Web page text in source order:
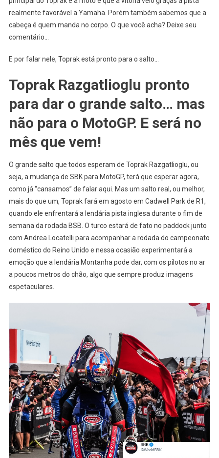
realmente favorável a Yamaha. Porém também sabemos que a
cabeça é quem manda no corpo. O que você acha? Deixe seu
comentário…
E por falar nele, Toprak está pronto para o salto…
Toprak Razgatlioglu pronto
para dar o grande salto… mas
não para o MotoGP. E será no
mês que vem!
O grande salto que todos esperam de Toprak Razgatlioglu, ou
seja, a mudança de SBK para MotoGP, terá que esperar agora,
como já “cansamos” de falar aqui. Mas um salto real, ou melhor,
mais do que um, Toprak fará em agosto em Cadwell Park de R1,
quando ele enfrentará a lendária pista inglesa durante o fim de
semana da rodada BSB. O turco estará de fato no paddock junto
com Andrea Locatelli para acompanhar a rodada do campeonato
doméstico do Reino Unido e nessa ocasião experimentará a
emoção que a lendária Montanha pode dar, com os pilotos no ar
a poucos metros do chão, algo que sempre produz imagens
espetaculares.